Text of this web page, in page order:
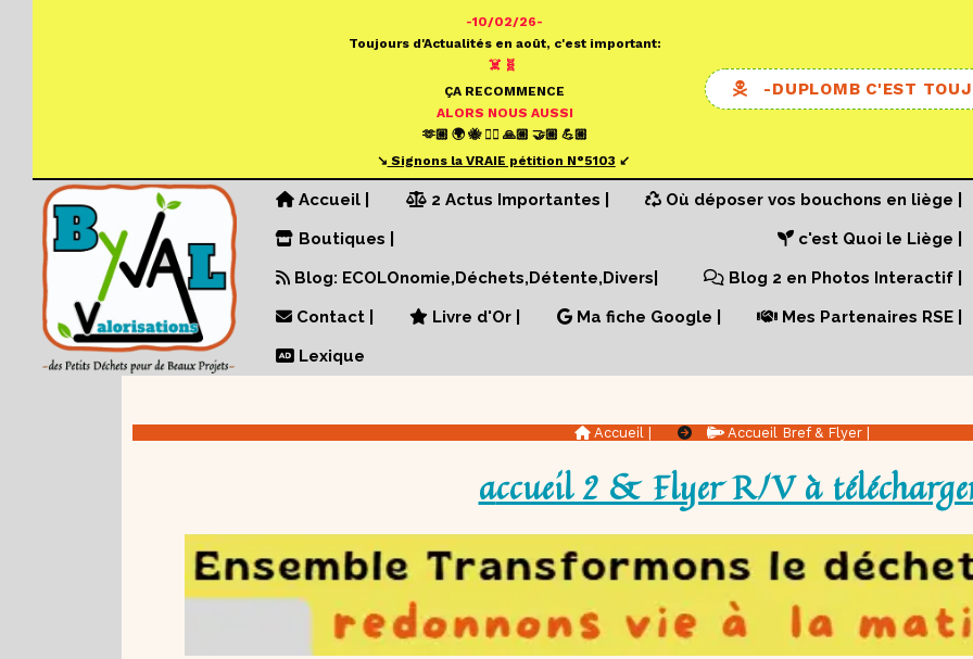
-10/02/26-
Toujours d'Actualités en août, c'est important:
☠️ 🧬
ÇA RECOMMENCE
ALORS NOUS AUSSI
🫶🏼 🌍 🐝 ✍🏼 🙏🏼 🤝🏼 💪🏼
↘️ Signons la VRAIE pétition N°5103 ↙️
-DUPLOMB C'EST
Accueil | 2 Actus Importantes |
Où déposer vos bouchons en liège |
Boutiques |
c'est Quoi le Liège |
Blog: ECOLOnomie,Déchets,Détente,Divers|
Blog 2 en Photos Interactif |
Contact |
Livre d'Or | Ma fiche Google |
Mes Partenaires RSE |
Lexique
Accueil | Accueil Bref & Flyer |
accueil 2 & Flyer R/V à